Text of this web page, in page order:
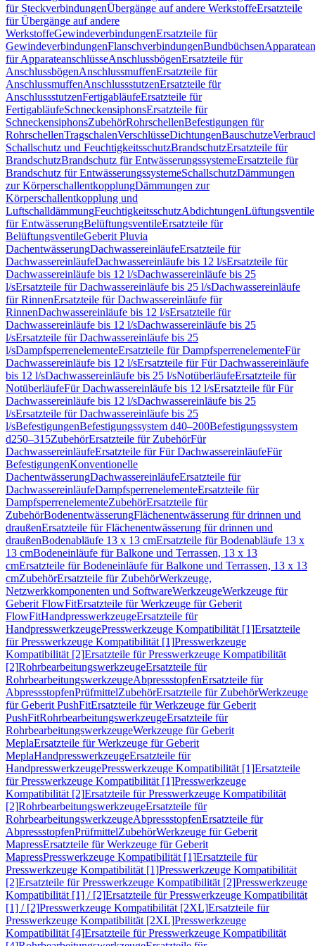
für SteckverbindungenÜbergänge auf andere WerkstoffeErsatzteile
für Übergänge auf andere
WerkstoffeGewindeverbindungenErsatzteile für
GewindeverbindungenFlanschverbindungenBundbüchsen
für ApparateanschlüsseAnschlussbögenErsatzteile für
AnschlussbögenAnschlussmuffenErsatzteile für
AnschlussmuffenAnschlussstutzenErsatzteile für
AnschlussstutzenFertigabläufeErsatzteile für
FertigabläufeSchneckensiphonsErsatzteile für
SchneckensiphonsZubehörRohrschellenBefestigungen für
RohrschellenTragschalenVerschlüsseDichtungenBauschutze
Schallschutz und FeuchtigkeitsschutzBrandschutzErsatzteile für
BrandschutzBrandschutz für EntwässerungssystemeErsatzteile für
Brandschutz für EntwässerungssystemeSchallschutzDämmungen
zur KörperschallentkopplungDämmungen zur
Körperschallentkopplung und
LuftschalldämmungFeuchtigkeitsschutzAbdichtungenLüftungsventile
für EntwässerungBelüftungsventileErsatzteile für
BelüftungsventileGeberit Pluvia
DachentwässerungDachwassereinläufeErsatzteile für
DachwassereinläufeDachwassereinläufe bis 12 l/sErsatzteile für
Dachwassereinläufe bis 12 l/sDachwassereinläufe bis 25
l/sErsatzteile für Dachwassereinläufe bis 25 l/sDachwassereinläufe
für RinnenErsatzteile für Dachwassereinläufe für
RinnenDachwassereinläufe bis 12 l/sErsatzteile für
Dachwassereinläufe bis 12 l/sDachwassereinläufe bis 25
l/sErsatzteile für Dachwassereinläufe bis 25
l/sDampfsperrenelementeErsatzteile für DampfsperrenelementeFür
Dachwassereinläufe bis 12 l/sErsatzteile für Für Dachwassereinläufe
bis 12 l/sDachwassereinläufe bis 25 l/sNotüberläufeErsatzteile für
NotüberläufeFür Dachwassereinläufe bis 12 l/sErsatzteile für Für
Dachwassereinläufe bis 12 l/sDachwassereinläufe bis 25
l/sErsatzteile für Dachwassereinläufe bis 25
l/sBefestigungenBefestigungssystem d40–200Befestigungssystem
d250–315ZubehörErsatzteile für ZubehörFür
DachwassereinläufeErsatzteile für Für DachwassereinläufeFür
BefestigungenKonventionelle
DachentwässerungDachwassereinläufeErsatzteile für
DachwassereinläufeDampfsperrenelementeErsatzteile für
DampfsperrenelementeZubehörErsatzteile für
ZubehörBodenentwässerungFlächenentwässerung für drinnen und
draußenErsatzteile für Flächenentwässerung für drinnen und
draußenBodenabläufe 13 x 13 cmErsatzteile für Bodenabläufe 13 x
13 cmBodeneinläufe für Balkone und Terrassen, 13 x 13
cmErsatzteile für Bodeneinläufe für Balkone und Terrassen, 13 x 13
cmZubehörErsatzteile für ZubehörWerkzeuge,
Netzwerkkomponenten und SoftwareWerkzeugeWerkzeuge für
Geberit FlowFitErsatzteile für Werkzeuge für Geberit
FlowFitHandpresswerkzeugeErsatzteile für
HandpresswerkzeugePresswerkzeuge Kompatibilität [1]Ersatzteile
für Presswerkzeuge Kompatibilität [1]Presswerkzeuge
Kompatibilität [2]Ersatzteile für Presswerkzeuge Kompatibilität
[2]RohrbearbeitungswerkzeugeErsatzteile für
RohrbearbeitungswerkzeugeAbpressstopfenErsatzteile für
AbpressstopfenPrüfmittelZubehörErsatzteile für ZubehörWerkzeuge
für Geberit PushFitErsatzteile für Werkzeuge für Geberit
PushFitRohrbearbeitungswerkzeugeErsatzteile für
RohrbearbeitungswerkzeugeWerkzeuge für Geberit
MeplaErsatzteile für Werkzeuge für Geberit
MeplaHandpresswerkzeugeErsatzteile für
HandpresswerkzeugePresswerkzeuge Kompatibilität [1]Ersatzteile
für Presswerkzeuge Kompatibilität [1]Presswerkzeuge
Kompatibilität [2]Ersatzteile für Presswerkzeuge Kompatibilität
[2]RohrbearbeitungswerkzeugeErsatzteile für
RohrbearbeitungswerkzeugeAbpressstopfenErsatzteile für
AbpressstopfenPrüfmittelZubehörWerkzeuge für Geberit
MapressErsatzteile für Werkzeuge für Geberit
MapressPresswerkzeuge Kompatibilität [1]Ersatzteile für
Presswerkzeuge Kompatibilität [1]Presswerkzeuge Kompatibilität
[2]Ersatzteile für Presswerkzeuge Kompatibilität [2]Presswerkzeuge
Kompatibilität [1] / [2]Ersatzteile für Presswerkzeuge Kompatibilität
[1] / [2]Presswerkzeuge Kompatibilität [2XL]Ersatzteile für
Presswerkzeuge Kompatibilität [2XL]Presswerkzeuge
Kompatibilität [4]Ersatzteile für Presswerkzeuge Kompatibilität